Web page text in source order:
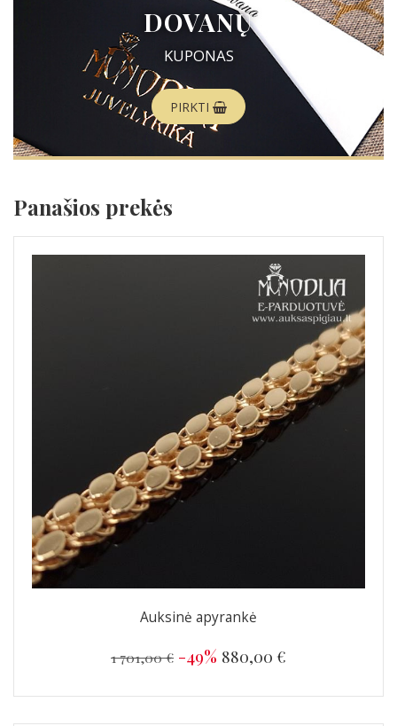
DOVANŲ
KUPONAS
PIRKTI
Panašios prekės
Auksinė apyrankė
1 701,00 € -49% 880,00 €